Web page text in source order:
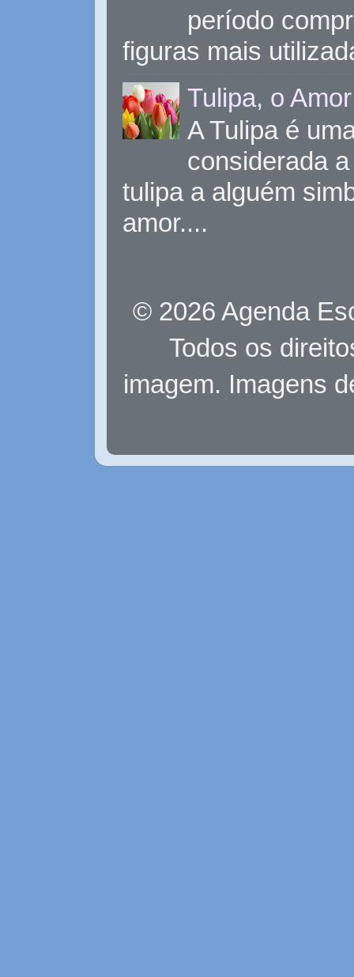
período
figuras mais
Tulipa, o
A Tulipa é
considerada
tulipa a alguém
amor....
© 2026 Agenda
Todos os
imagem. Imagens